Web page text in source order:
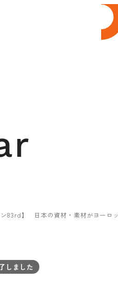
貸会議室・レンタ
ン83rd】 日本の資材・素材がヨー
しました